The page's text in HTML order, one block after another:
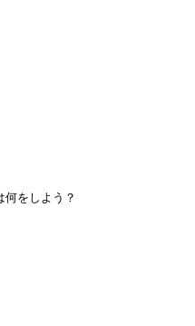
何をしよう？